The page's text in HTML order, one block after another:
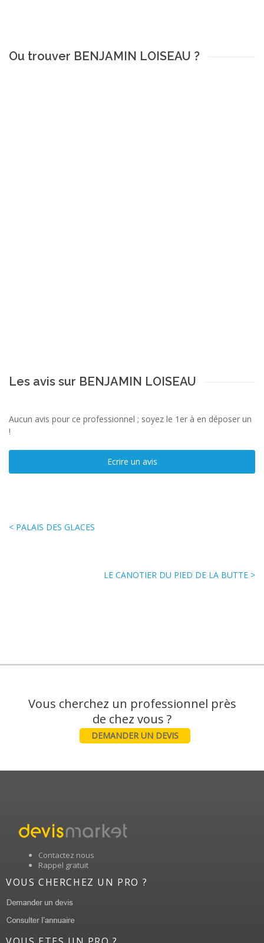
Ou trouver BENJAMIN LOISEAU ?
Les avis sur BENJAMIN LOISEAU
Aucun avis pour ce professionnel ; soyez le 1er à en déposer un
!
Ecrire un avis
< PALAIS DES GLACES
LE CANOTIER DU PIED DE LA BUTTE >
Vous cherchez un professionnel près
DEMANDER UN DEVIS
Contactez nous
Rappel gratuit
VOUS CHERCHEZ UN PRO ?